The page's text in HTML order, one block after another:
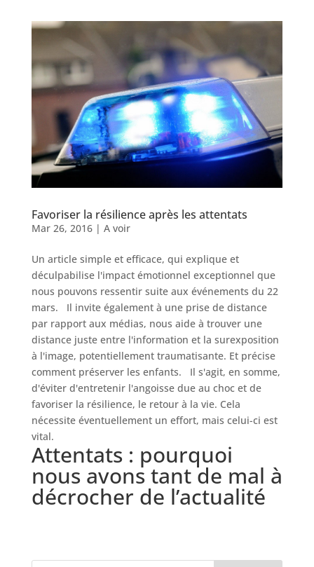
Favoriser la résilience après les attentats
Mar 26, 2016| A voir
Un article simple et efficace, qui explique et
déculpabilise l'impact émotionnel exceptionnel que
nous pouvons ressentir suite aux événements du 22
mars. Il invite également à une prise de distance
par rapport aux médias, nous aide à trouver une
distance juste entre l'information et la surexposition
à l'image, potentiellement traumatisante. Et précise
comment préserver les enfants. Il s'agit, en somme,
d'éviter d'entretenir l'angoisse due au choc et de
favoriser la résilience, le retour à la vie. Cela
nécessite éventuellement un effort, mais celui-ci est
vital.
Attentats : pourquoi
nous avons tant de mal à
décrocher de l’actualité